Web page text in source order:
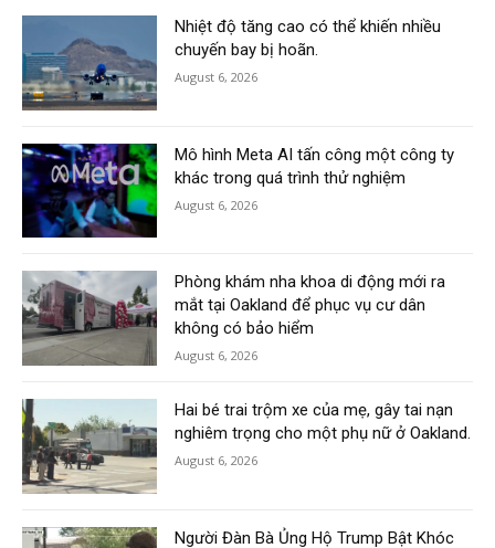
Nhiệt độ tăng cao có thể khiến nhiều
chuyến bay bị hoãn.
August 6, 2026
Mô hình Meta AI tấn công một công ty
khác trong quá trình thử nghiệm
August 6, 2026
Phòng khám nha khoa di động mới ra
mắt tại Oakland để phục vụ cư dân
không có bảo hiểm
August 6, 2026
Hai bé trai trộm xe của mẹ, gây tai nạn
nghiêm trọng cho một phụ nữ ở Oakland.
August 6, 2026
Người Đàn Bà Ủng Hộ Trump Bật Khóc